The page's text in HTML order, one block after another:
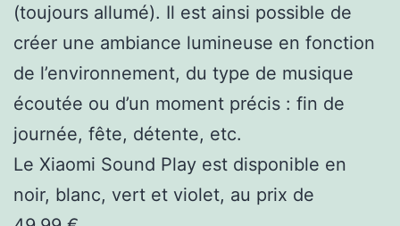
(toujours allumé). Il est ainsi possible de
créer une ambiance lumineuse en fonction
de l’environnement, du type de musique
écoutée ou d’un moment précis : fin de
journée, fête, détente, etc.
Le Xiaomi Sound Play est disponible en
noir, blanc, vert et violet, au prix de